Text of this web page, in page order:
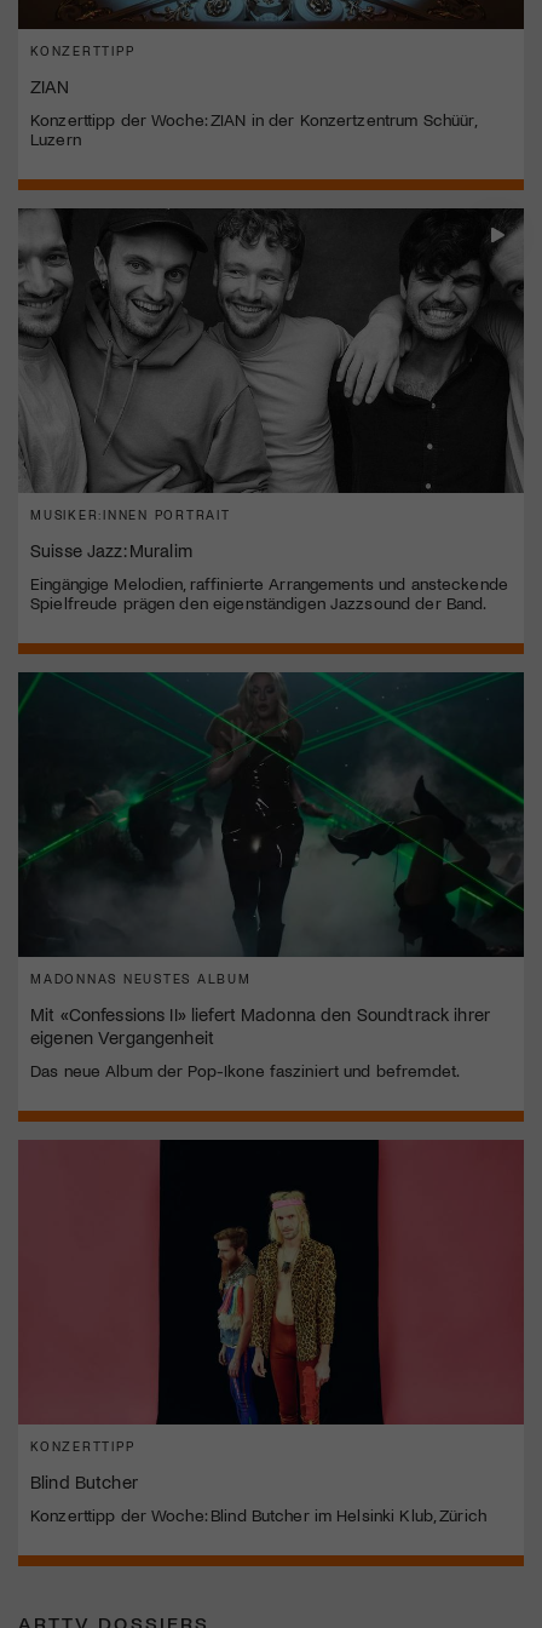
KONZERTTIPP
ZIAN
Konzerttipp der Woche: ZIAN in der Konzertzentrum Schüür,
Luzern
MUSIKER:INNEN PORTRAIT
Suisse Jazz: Muralim
Eingängige Melodien, raffinierte Arrangements und ansteckende
Spielfreude prägen den eigenständigen Jazzsound der Band.
MADONNAS NEUSTES ALBUM
Mit «Confessions II» liefert Madonna den Soundtrack ihrer
eigenen Vergangenheit
Das neue Album der Pop-Ikone fasziniert und befremdet.
KONZERTTIPP
Blind Butcher
Konzerttipp der Woche: Blind Butcher im Helsinki Klub, Zürich
ARTTV DOSSIERS